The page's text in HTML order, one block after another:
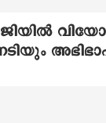
നടിയും